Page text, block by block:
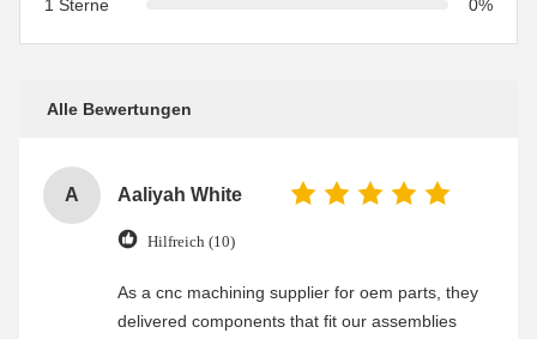
1 Sterne
0%
Alle Bewertungen
A Aaliyah White
Hilfreich (10)
As a cnc machining supplier for oem parts, they
delivered components that fit our assemblies